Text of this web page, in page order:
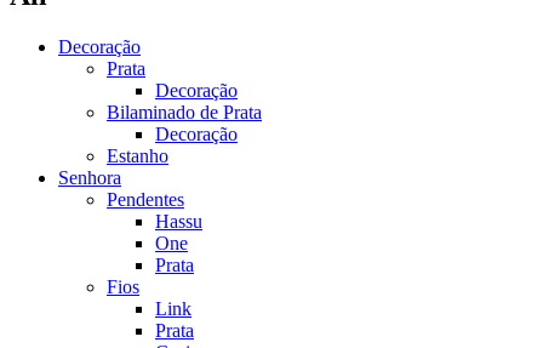
Decoração
Prata
Decoração
Bilaminado de Prata
Decoração
Estanho
Senhora
Pendentes
Hassu
One
Prata
Fios
Link
Prata